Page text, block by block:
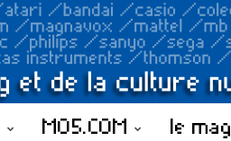
MO5.COM le mag